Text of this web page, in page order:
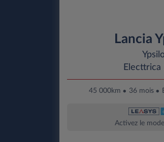
Lancia
Electtrica
45 000km 36 mois
Activez le